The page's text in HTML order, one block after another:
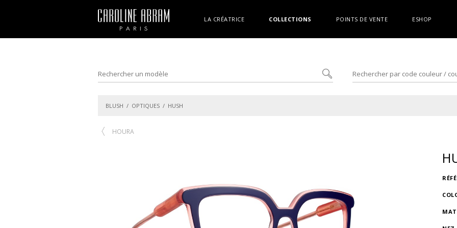
LA CRÉATRICE COLLECTIONS POINTS DE VENTE ESHOP
BLUSH / OPTIQUES / HUSH
HOURA